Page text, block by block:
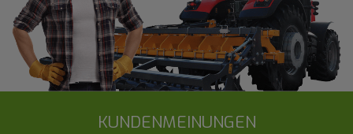
KUNDENMEINUNGEN